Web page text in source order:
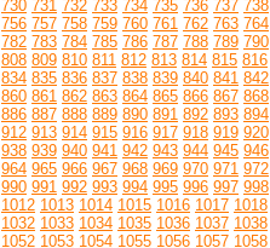
730 731 732 733 734 735 736 737 738
756 757 758 759 760 761 762 763 764
782 783 784 785 786 787 788 789 790
808 809 810 811 812 813 814 815 816
834 835 836 837 838 839 840 841 842
860 861 862 863 864 865 866 867 868
886 887 888 889 890 891 892 893 894
912 913 914 915 916 917 918 919 920
938 939 940 941 942 943 944 945 946
964 965 966 967 968 969 970 971 972
990 991 992 993 994 995 996 997 998
1012 1013 1014 1015 1016 1017 1018
1032 1033 1034 1035 1036 1037 1038
1052 1053 1054 1055 1056 1057 1058